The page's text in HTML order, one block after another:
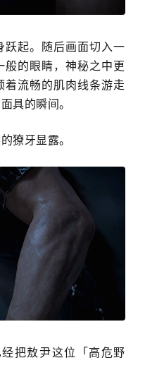
跃起。随后画面切入一
的眼睛，神秘之中更
流畅的肌肉线条游走
具的瞬间。
獠牙显露。
把敖尹这位「高危野